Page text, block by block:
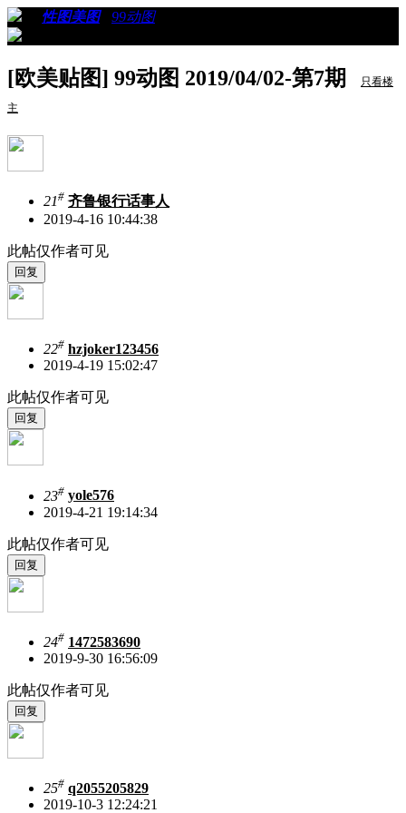
性图美图 99动图
[欧美贴图] 99动图 2019/04/02-第7期 只看楼
主
21# 齐鲁银行话事人
2019-4-16 10:44:38
此帖仅作者可见
22# hzjoker123456
2019-4-19 15:02:47
此帖仅作者可见
23# yole576
2019-4-21 19:14:34
此帖仅作者可见
24# 1472583690
2019-9-30 16:56:09
此帖仅作者可见
25# q2055205829
2019-10-3 12:24:21